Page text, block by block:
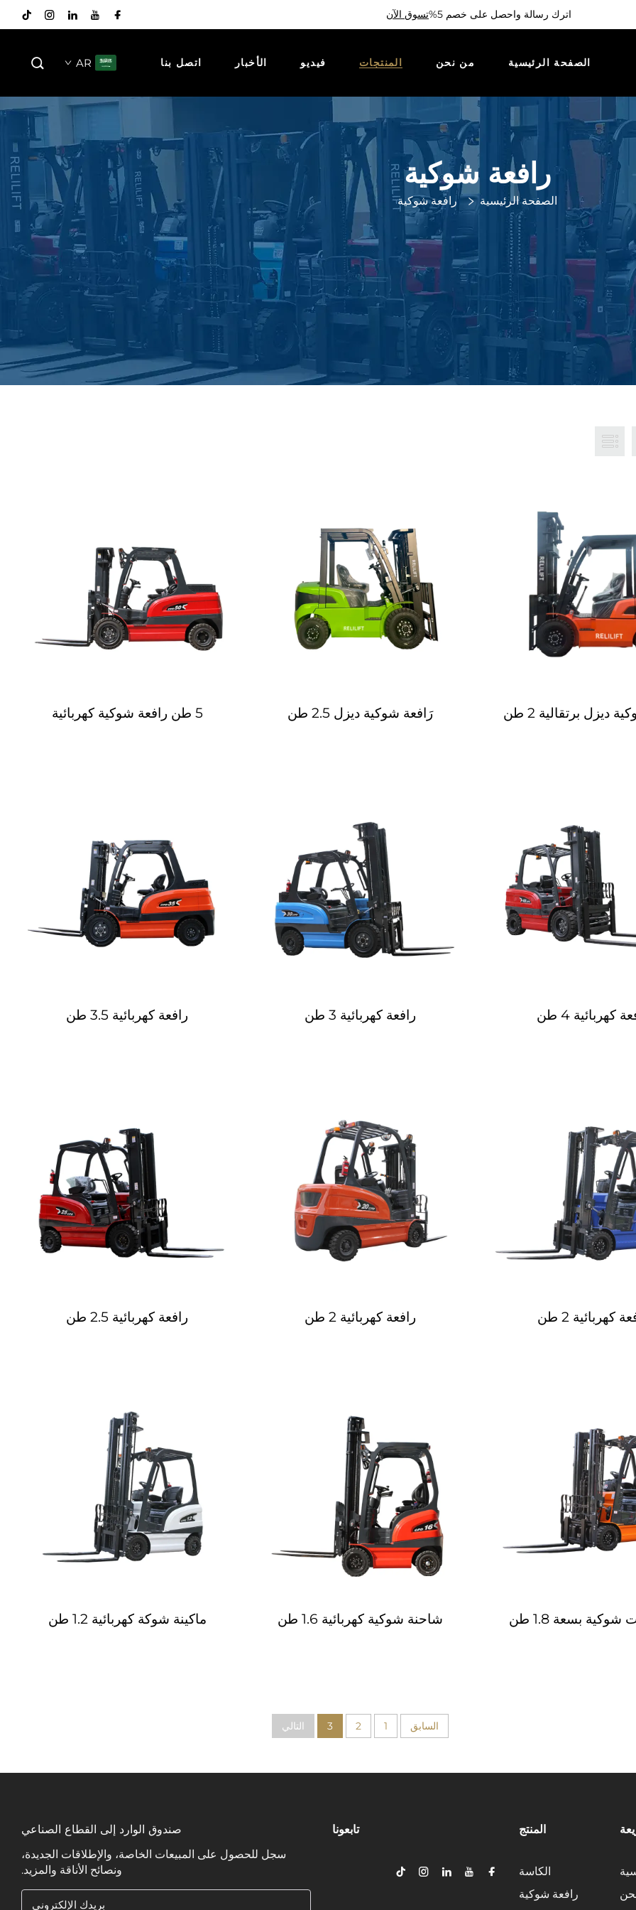
اترك رسالة واحصل على خصم 5% تسوق الآن
الصفحة الرئيسية من نحن المنتجات فيديو الأخبار اتصل بنا AR
رافعة شوكية
الصفحة الرئيسية رافعة شوكية
ديزل برتقالية 2 طن رَافعة شوكية ديزل 2.5 طن 5 طن رافعة شوكية كهربائية
كهربائية 4 طن رافعة كهربائية 3 طن رافعة كهربائية 3.5 طن
كهربائية 2 طن رافعة كهربائية 2 طن رافعة كهربائية 2.5 طن
شاحنة شوكية كهربائية 1.6 طن ماكينة شوكة كهربائية 1.2 طن
السابق 1
2
3 التالي
المنتج
الكاسة
رافعة شوكية
تابعونا
صندوق الوارد إلى القطاع الصناعي
سجل للحصول على المبيعات الخاصة، والإطلاقات الجديدة،
ونصائح الأناقة والمزيد.
بريدك الإلكتروني